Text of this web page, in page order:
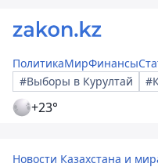
ПолитикаМирФинансы
#Выборы в Курултай
+23°
Новости Казахстана и